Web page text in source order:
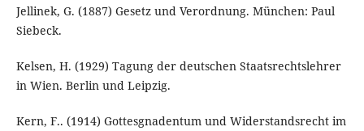
Jellinek, G. (1887) Gesetz und Verordnung. München: Paul
Siebeck.
Kelsen, H. (1929) Tagung der deutschen Staatsrechtslehrer
in Wien. Berlin und Leipzig.
Kern, F.. (1914) Gottesgnadentum und Widerstandsrecht im